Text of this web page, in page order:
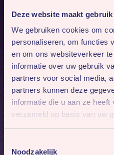
Deze website maakt
We gebruiken cookies om
personaliseren, om functies
en om ons websiteverkeer
informatie over uw gebruik
partners voor social media,
partners kunnen deze
informatie die u aan ze
verzameld op basis van uw
Noodzakelijk
Het Oogfonds zet zich in
slechtzienden en blinden in
ondersteunt organisaties en
zijn. Daarnaast wil het
vermijdbare blindheid en
goede voorlichting,
preventieve screening. Twee
slechtziendheid en blindheid
voorkomen.